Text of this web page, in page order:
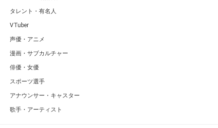
タレント・有名人
VTuber
声優・アニメ
漫画・サブカルチャー
俳優・女優
スポーツ選手
アナウンサー・キャスター
歌手・アーティスト